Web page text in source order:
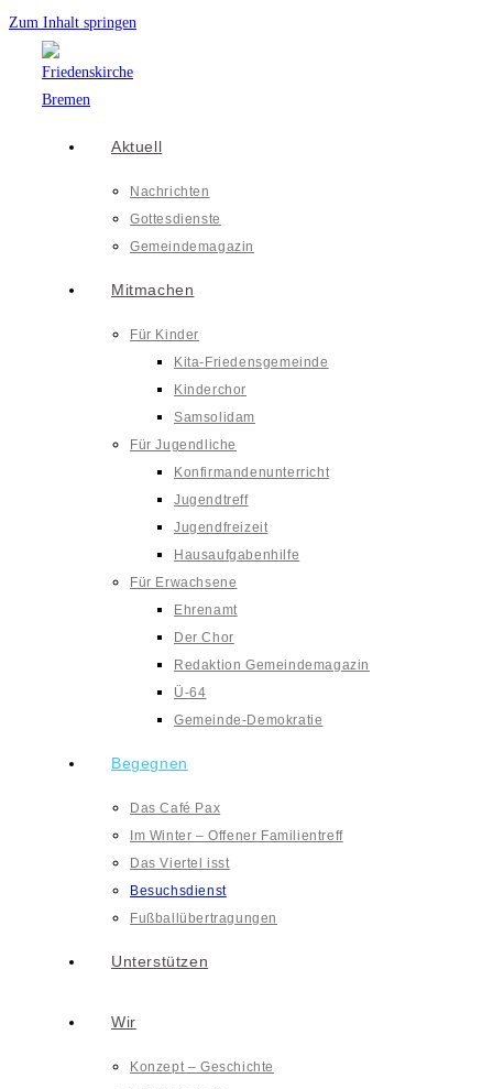
Zum Inhalt springen
Aktuell
Nachrichten
Gottesdienste
Gemeindemagazin
Mitmachen
Für Kinder
Kita-Friedensgemeinde
Kinderchor
Samsolidam
Für Jugendliche
Konfirmandenunterricht
Jugendtreff
Jugendfreizeit
Hausaufgabenhilfe
Für Erwachsene
Ehrenamt
Der Chor
Redaktion Gemeindemagazin
Ü-64
Gemeinde-Demokratie
Begegnen
Das Café Pax
Im Winter – Offener Familientreff
Das Viertel isst
Besuchsdienst
Fußballübertragungen
Unterstützen
Wir
Konzept – Geschichte